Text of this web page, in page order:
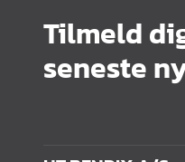
Tilmeld
seneste